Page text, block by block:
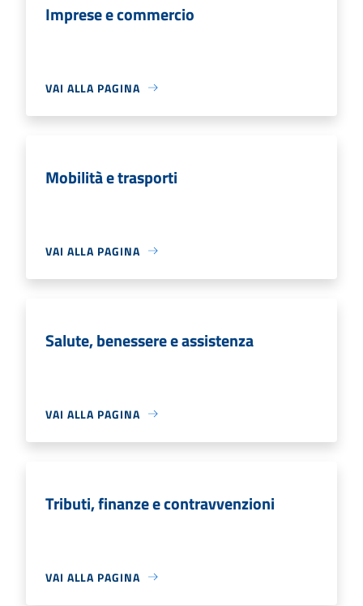
Imprese e commercio
VAI ALLA PAGINA
Mobilità e trasporti
VAI ALLA PAGINA
Salute, benessere e assistenza
VAI ALLA PAGINA
Tributi, finanze e contravvenzioni
VAI ALLA PAGINA